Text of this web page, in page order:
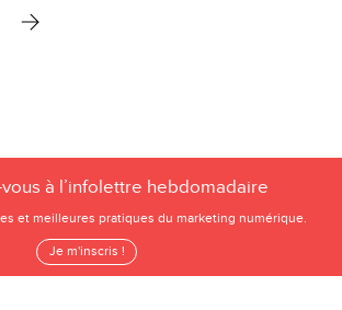
à l’infolettre hebdomadaire
et meilleures pratiques du marketing numérique.
Je m'inscris !